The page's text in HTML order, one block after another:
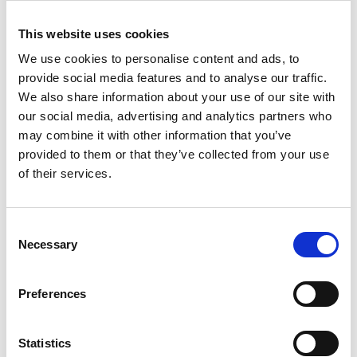
This website uses cookies
We use cookies to personalise content and ads, to
provide social media features and to analyse our traffic.
We also share information about your use of our site with
our social media, advertising and analytics partners who
may combine it with other information that you’ve
provided to them or that they’ve collected from your use
of their services.
Selection
Necessary
Preferences
Statistics
tankar och redan igångsatta projekt; man jobbade
internationella perspektiv. Konserthuset var en succé
och kommunledningen stod stark i sin övertygelse
om att kultur verkligen behövdes för att innevånare
och andra skulle få mod och kraft att fullfölja sina
planer; att tänka nytt och kreativt, öppna upp för
idéer utifrån och blanda till en alldeles egen Vara-mix
som överlevnadsstrategi i en föränderlig tid.
(frigolit) och behandlade med färg och lack i många
lager. Formerna är helt nonfigurativa och går i
det meteoriter som ramlat genom rymden ner i Vara,
som en kaskad av färg och form som ger det lilla
samhället på slätten bilden av sin egen kreativa
förmåga.